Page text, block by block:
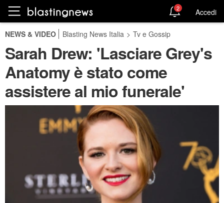
2 Accedi
NEWS & VIDEO Blasting News Italia > Tv e Gossip
Sarah Drew: 'Lasciare Grey's
Anatomy è stato come
assistere al mio funerale'